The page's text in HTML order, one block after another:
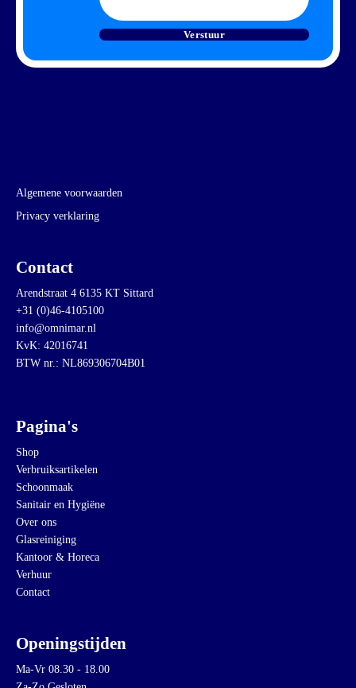
Verstuur
Algemene voorwaarden
Privacy verklaring
Contact
Arendstraat 4 6135 KT Sittard
+31 (0)46-4105100
info@omnimar.nl
KvK: 42016741
BTW nr.: NL869306704B01
Pagina's
Shop
Verbruiksartikelen
Schoonmaak
Sanitair en Hygiëne
Over ons
Glasreiniging
Kantoor & Horeca
Verhuur
Contact
Openingstijden
Ma-Vr 08.30 - 18.00